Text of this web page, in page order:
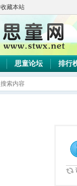
收藏本站
思童论坛 排行